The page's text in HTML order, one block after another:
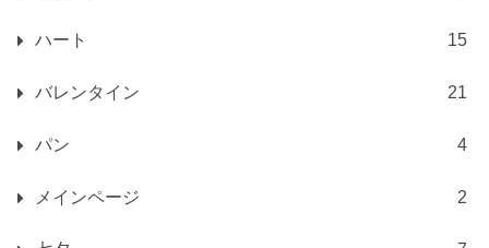
ハート 15
バレンタイン 21
パン 4
メインページ 2